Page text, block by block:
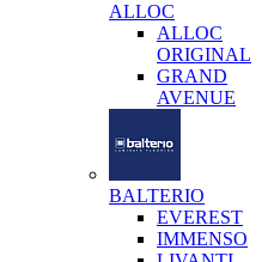
ALLOC
ALLOC
ORIGINAL
GRAND
AVENUE
BALTERIO
EVEREST
IMMENSO